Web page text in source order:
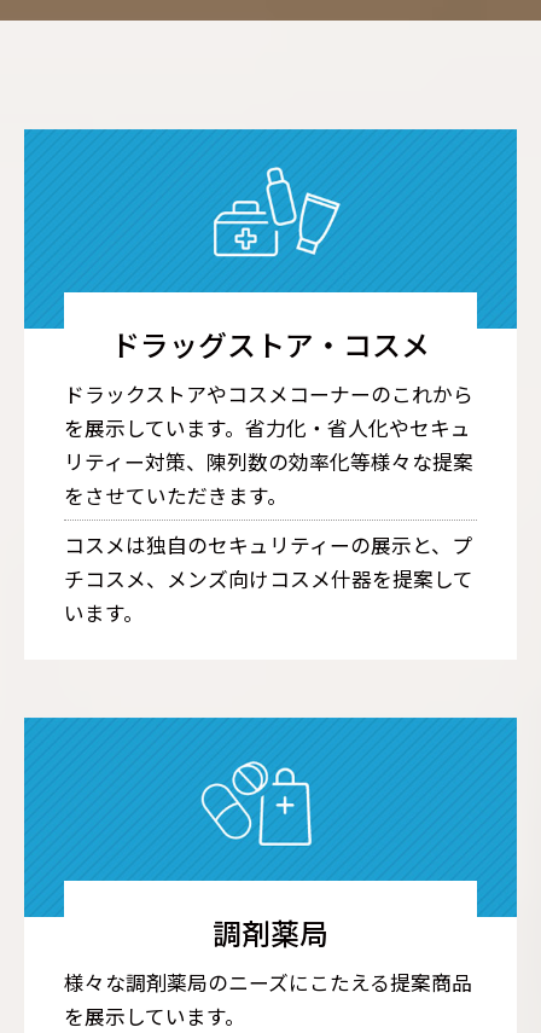
ドラッグストア・コスメ
ドラックストアやコスメコーナーのこれから
を展示しています。省力化・省人化やセキュ
リティー対策、陳列数の効率化等様々な提案
をさせていただきます。
コスメは独自のセキュリティーの展示と、プ
チコスメ、メンズ向けコスメ什器を提案して
います。
調剤薬局
様々な調剤薬局のニーズにこたえる提案商品
を展示しています。